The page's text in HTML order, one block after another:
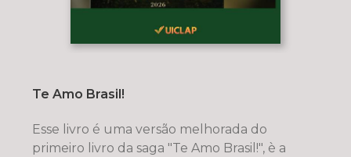
Te Amo Brasil!
Esse livro é uma versão melhorada do
primeiro livro da saga "Te Amo Brasil!", è a